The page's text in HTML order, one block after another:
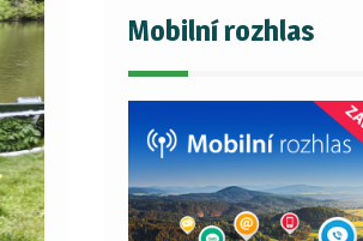
Mobilní rozhlas